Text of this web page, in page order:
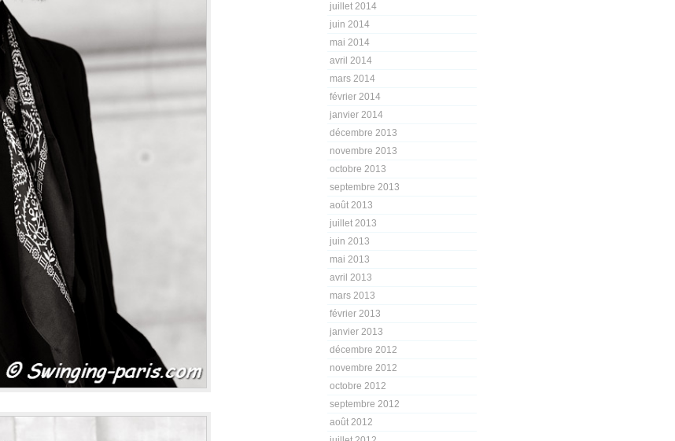
juillet 2014
juin 2014
mai 2014
avril 2014
mars 2014
février 2014
janvier 2014
décembre 2013
novembre 2013
octobre 2013
septembre 2013
août 2013
juillet 2013
juin 2013
mai 2013
avril 2013
mars 2013
février 2013
janvier 2013
décembre 2012
novembre 2012
octobre 2012
septembre 2012
août 2012